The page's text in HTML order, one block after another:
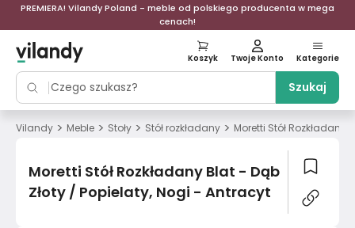
PREMIERA! Vilandy Poland - meble od polskiego producenta w mega
cenach!
Szukaj
Koszyk Twoje Konto Kategorie
Vilandy > Meble > Stoły > Stół rozkładany > Moretti Stół
Moretti Stół Rozkładany Blat - Dąb
Złoty / Popielaty, Nogi - Antracyt